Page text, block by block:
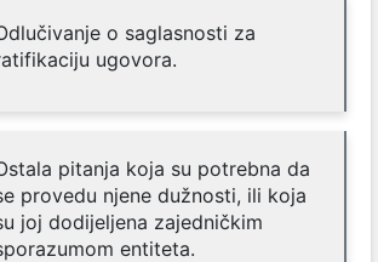
o saglasnosti za
ugovora.
pitanja koja su potrebna da
provedu njene dužnosti, ili koja
joj dodijeljena zajedničkim
entiteta.